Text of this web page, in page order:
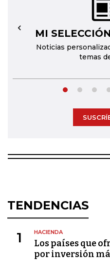
MI
Noticias
temas
←
TENDENCIAS
1 HACIENDA
Los países que
por inversión